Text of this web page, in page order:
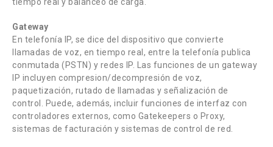
Gateway
En telefonía IP, se dice del dispositivo que convierte
llamadas de voz, en tiempo real, entre la telefonía publica
conmutada (PSTN) y redes IP. Las funciones de un gateway
IP incluyen compresion/decompresión de voz,
paquetización, rutado de llamadas y señalización de
control. Puede, además, incluir funciones de interfaz con
controladores externos, como Gatekeepers o Proxy,
sistemas de facturación y sistemas de control de red.